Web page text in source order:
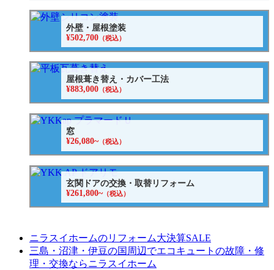
外壁・屋根塗装
¥502,700 （税込）
屋根葺き替え・カバー工法
¥883,000 （税込）
窓
¥26,080~（税込）
玄関ドアの交換・取替リフォーム
¥261,800~（税込）
ニラスイホームのリフォーム大決算SALE
三島・沼津・伊豆の国周辺でエコキュートの故障・修
理・交換ならニラスイホーム